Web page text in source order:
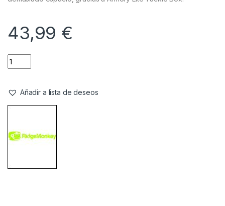
43,99 €
Añadir a lista de deseos